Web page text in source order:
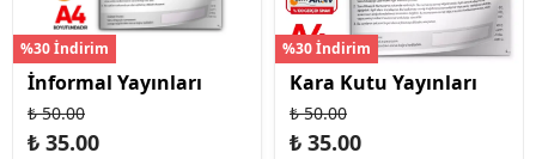
%30 İndirim
İnformal Yayınları
₺ 50.00
₺ 35.00
%30 İndirim
Kara Kutu Yayınları
₺ 50.00
₺ 35.00